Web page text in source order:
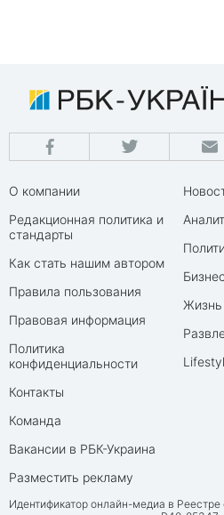
О компании
Редакционная политика и
стандарты
Как стать нашим автором
Правила пользования
Правовая информация
Политика
конфиденциальности
Контакты
Команда
Вакансии в РБК-Украина
Разместить рекламу
Бизнес
Жизнь
Идентификатор онлайн-медиа в